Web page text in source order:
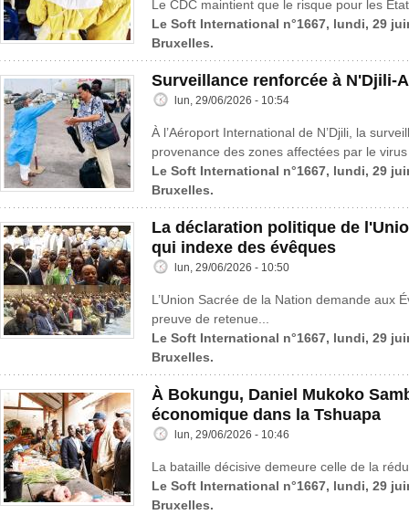
Le CDC maintient que le risque pour les
Le Soft International n°1667, lundi, 29
Bruxelles.
Surveillance renforcée à N'Djili-
lun, 29/06/2026 - 10:54
À l’Aéroport International de N’Djili, la
provenance des zones affectées par le
Le Soft International n°1667, lundi, 29
Bruxelles.
La déclaration politique de
qui indexe des évêques
lun, 29/06/2026 - 10:50
L’Union Sacrée de la Nation demande aux
preuve de retenue...
Le Soft International n°1667, lundi, 29
Bruxelles.
À Bokungu, Daniel Mukoko
économique dans la Tshuapa
lun, 29/06/2026 - 10:46
La bataille décisive demeure celle de la
Le Soft International n°1667, lundi, 29
Bruxelles.